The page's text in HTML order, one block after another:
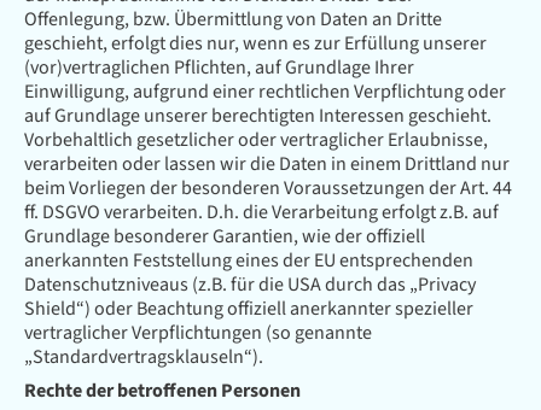
Offenlegung, bzw. Übermittlung von Daten an Dritte
geschieht, erfolgt dies nur, wenn es zur Erfüllung unserer
(vor)vertraglichen Pflichten, auf Grundlage Ihrer
Einwilligung, aufgrund einer rechtlichen Verpflichtung oder
auf Grundlage unserer berechtigten Interessen geschieht.
Vorbehaltlich gesetzlicher oder vertraglicher Erlaubnisse,
verarbeiten oder lassen wir die Daten in einem Drittland nur
beim Vorliegen der besonderen Voraussetzungen der Art. 44
ff. DSGVO verarbeiten. D.h. die Verarbeitung erfolgt z.B. auf
Grundlage besonderer Garantien, wie der offiziell
anerkannten Feststellung eines der EU entsprechenden
Datenschutzniveaus (z.B. für die USA durch das „Privacy
Shield“) oder Beachtung offiziell anerkannter spezieller
vertraglicher Verpflichtungen (so genannte
„Standardvertragsklauseln“).
Rechte der betroffenen Personen